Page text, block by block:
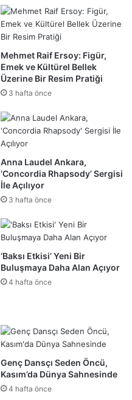
Mehmet Raif Ersoy: Figür,
Emek ve Kültürel Bellek
Üzerine Bir Resim Pratiği
3 hafta önce
Anna Laudel Ankara,
‘Concordia Rhapsody’ Sergisi
İle Açılıyor
3 hafta önce
‘Baksı Etkisi’ Yeni Bir
Buluşmaya Daha Alan Açıyor
4 hafta önce
Genç Dansçı Seden Öncü,
Kasım’da Dünya Sahnesinde
4 hafta önce